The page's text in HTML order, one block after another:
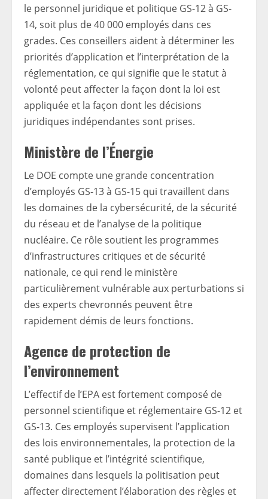
le personnel juridique et politique GS-12 à GS-
14, soit plus de 40 000 employés dans ces
grades. Ces conseillers aident à déterminer les
priorités d’application et l’interprétation de la
réglementation, ce qui signifie que le statut à
volonté peut affecter la façon dont la loi est
appliquée et la façon dont les décisions
juridiques indépendantes sont prises.
Ministère de l’Énergie
Le DOE compte une grande concentration
d’employés GS-13 à GS-15 qui travaillent dans
les domaines de la cybersécurité, de la sécurité
du réseau et de l’analyse de la politique
nucléaire. Ce rôle soutient les programmes
d’infrastructures critiques et de sécurité
nationale, ce qui rend le ministère
particulièrement vulnérable aux perturbations si
des experts chevronnés peuvent être
rapidement démis de leurs fonctions.
Agence de protection de
l’environnement
L’effectif de l’EPA est fortement composé de
personnel scientifique et réglementaire GS-12 et
GS-13. Ces employés supervisent l’application
des lois environnementales, la protection de la
santé publique et l’intégrité scientifique,
domaines dans lesquels la politisation peut
affecter directement l’élaboration des règles et